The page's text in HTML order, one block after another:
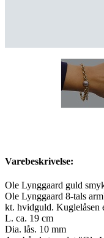
Varebeskrivelse:
Ole Lynggaard guld
Ole Lynggaard 8-tals
kt. hvidguld. Kuglelåsen
L. ca. 19 cm
Dia. lås. 10 mm